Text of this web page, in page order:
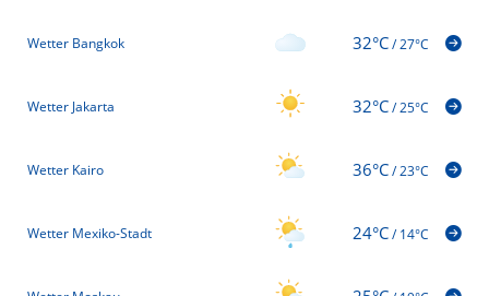
Wetter Bangkok 32°C/27°C
Wetter Jakarta 32°C/25°C
Wetter Kairo 36°C/23°C
Wetter Mexiko-Stadt 24°C/14°C